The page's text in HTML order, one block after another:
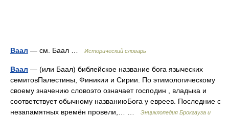
Ваал — см. Баал … Исторический словарь
Ваал — (или Баал) библейское название бога языческих
семитовПалестины, Финикии и Сирии. По этимологическому
своему значению словоэто означает господин , владыка и
соответствует обычному названиюБога у евреев. Последние с
незапамятных времён провели,… …
Энциклопедия Брокгауза и